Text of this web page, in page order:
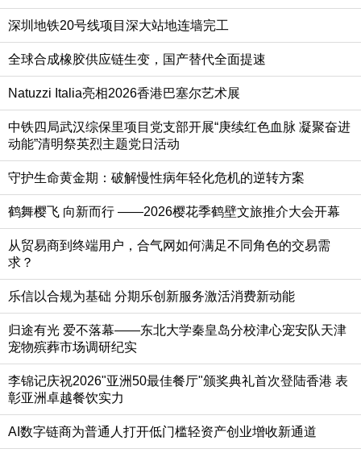
深圳地铁20号线项目深大站地连墙完工
全球合成橡胶供应链生变，国产替代全面提速
Natuzzi Italia亮相2026香港巴塞尔艺术展
中铁四局武汉综保里项目党支部开展“庚续红色血脉 凝聚奋进
动能”清明祭英烈主题党日活动
守护生命黄金期：破解慢性病年轻化危机的逆转方案
鹤舞樱飞 向新而行 ——2026樱花季鹤壁文旅推介大会开幕
从贸易商到终端用户，合气网如何满足不同角色的交易需
求？
乐信以合规为基础 分期乐创新服务激活消费新动能
归途有光 爱不落幕——东北大学秦皇岛分校津心宠安队天津
宠物殡葬市场调研纪实
李锦记庆祝2026"亚洲50最佳餐厅"颁奖典礼首次登陆香港 表
彰亚洲卓越餐饮实力
AI数字链商为普通人打开低门槛轻资产创业增收新通道